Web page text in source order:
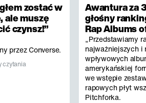
zostać w
ale muszę
czynsz!”
przez Converse.
czytania
Awantura za
głośny
Rap Albums
„Przedstawiamy
najważniejszych i
wpływowych
amerykańskiej
we wstępie
rapowych płyt
Pitchforka.